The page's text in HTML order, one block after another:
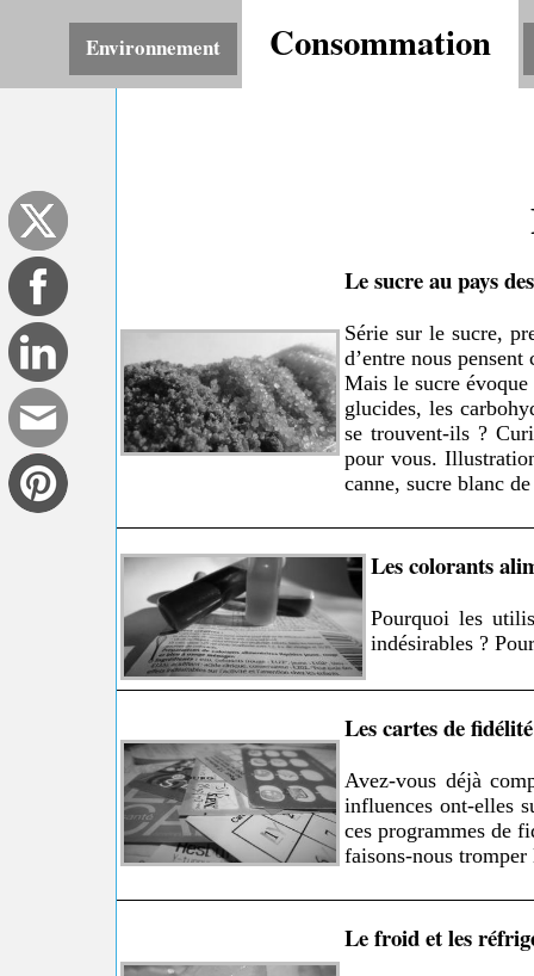
Environnement Consommation
Le sucre au pays
Série sur le sucre,
d’entre nous
Mais le sucre
glucides, les
se trouvent-ils ?
pour vous.
canne, sucre blanc
Les colorants
Pourquoi les
indésirables ?
Les cartes de fidélité
Avez-vous déjà
influences ont-elles
ces programmes de
faisons-nous tromper
Le froid et les